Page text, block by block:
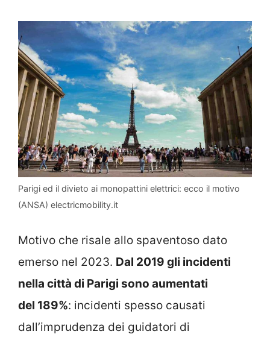
Parigi ed il divieto ai monopattini elettrici: ecco il motivo
(ANSA) electricmobility.it
Motivo che risale allo spaventoso dato
emerso nel 2023. Dal 2019 gli incidenti
nella città di Parigi sono aumentati
del 189%: incidenti spesso causati
dall’imprudenza dei guidatori di